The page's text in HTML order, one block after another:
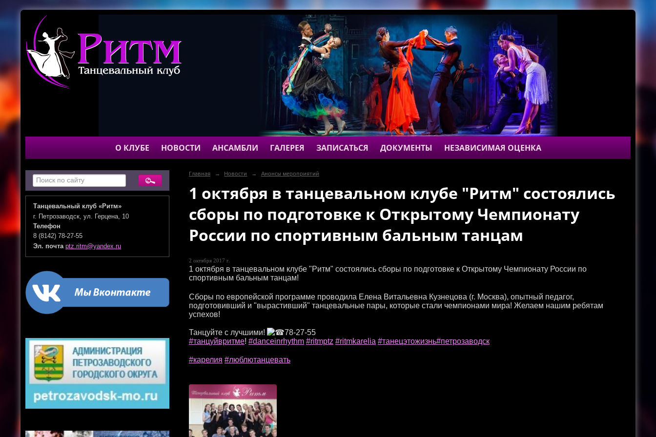
О КЛУБЕ НОВОСТИ АНСАМБЛИ ГАЛЕРЕЯ ЗАПИСАТЬСЯ ДОКУМЕНТЫ НЕЗАВИСИМАЯ ОЦЕНКА
Танцевальный клуб «Ритм»
г. Петрозаводск, ул. Герцена, 10
Телефон
8 (8142) 78-27-55
Эл. почта ptz.ritm@yandex.ru
Главная → Новости → Анонсы мероприятий
1 октября в танцевальном клубе "Ритм" состоялись
сборы по подготовке к Открытому Чемпионату
России по спортивным бальным танцам
2 октября 2017 г.
1 октября в танцевальном клубе "Ритм" состоялись сборы по подготовке к Открытому Чемпионату России по
спортивным бальным танцам!
Сборы по европейской программе проводила Елена Витальевна Кузнецова (г. Москва), опытный педагог,
подготовивший и "вырастивший" танцевальные пары, которые стали чемпионами мира! Желаем нашим ребятам
успехов!
Танцуйте с лучшими!
78-27-55
#танцуйвритме! #danceinrhythm #ritmptz #ritmkarelia #танецэтожизнь#петрозаводск
#карелия #люблютанцевать